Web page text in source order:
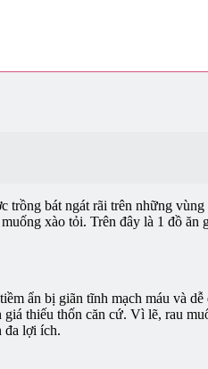
bát ngát rãi trên những
xào tỏi. Trên đây là 1 đồ ăn
ẩn bị giãn tĩnh mạch máu và
thiếu thốn căn cứ. Vì lẽ, rau
đa lợi ích.